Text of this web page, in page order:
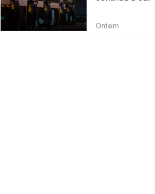
Betclic renova parceria com a RTP
a época 2026/27
Ontem